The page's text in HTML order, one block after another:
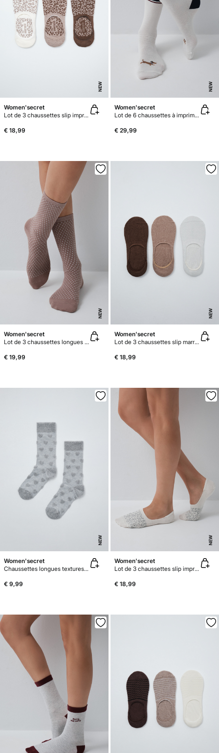
NEW
Women'secret
Lot de 3 chaussettes slip imprimé animal marron
€ 18,99
NEW
Women'secret
Lot de 6 chaussettes à imprimé varié
€ 29,99
NEW
Women'secret
Lot de 3 chaussettes longues texturées losanges marron
€ 19,99
NEW
Women'secret
Lot de 3 chaussettes slip marron logo
€ 18,99
NEW
Women'secret
Chaussettes longues textures cœurs grises
€ 9,99
NEW
Women'secret
Lot de 3 chaussettes slip imprimé animal gris
€ 18,99